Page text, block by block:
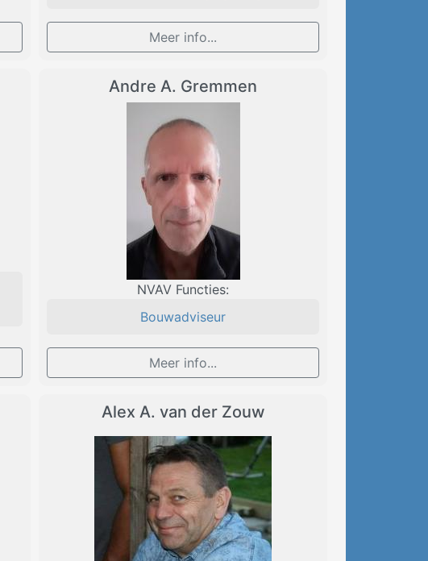
Meer info...
Andre A. Gremmen
NVAV Functies:
Bouwadviseur
Meer info...
Alex A. van der Zouw